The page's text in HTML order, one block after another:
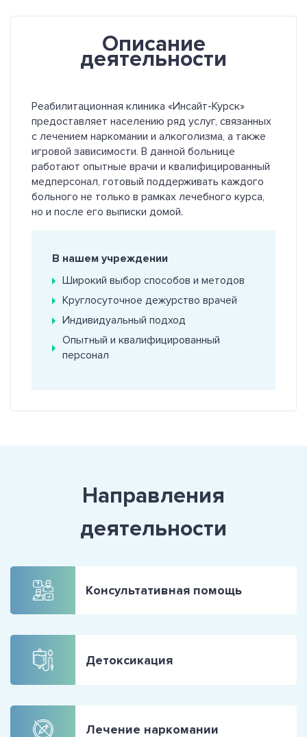
Описание
деятельности
Реабилитационная клиника «Инсайт-Курск»
предоставляет населению ряд услуг, связанных
с лечением наркомании и алкоголизма, а также
игровой зависимости. В данной больнице
работают опытные врачи и квалифицированный
медперсонал, готовый поддерживать каждого
больного не только в рамках лечебного курса,
но и после его выписки домой.
В нашем учреждении
Широкий выбор способов и методов
Круглосуточное дежурство врачей
Индивидуальный подход
Опытный и квалифицированный
персонал
Направления
деятельности
Консультативная помощь
Детоксикация
Лечение наркомании